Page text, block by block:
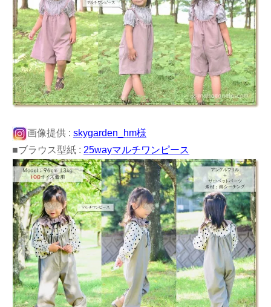
画像提供 : skygarden_hm様
■ブラウス型紙 : 25wayマルチワンピース